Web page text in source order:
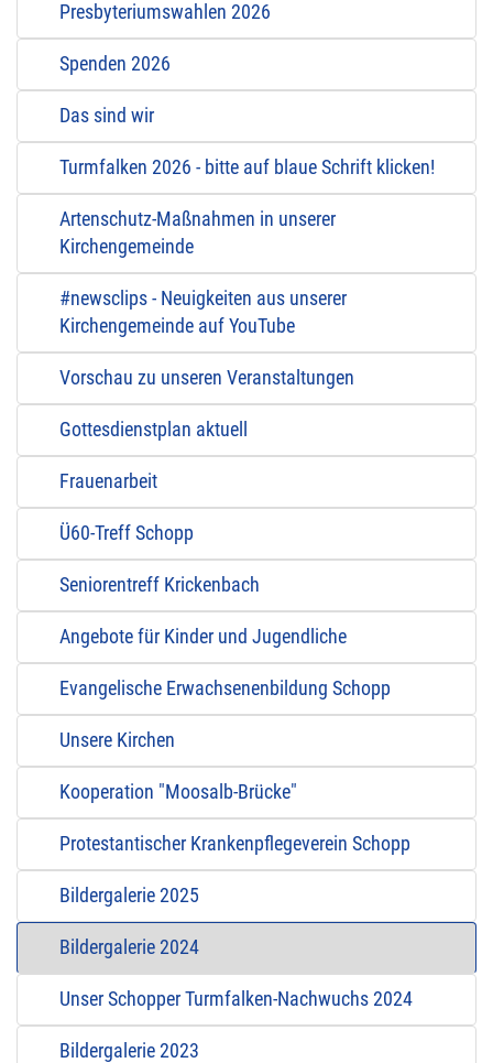
Presbyteriumswahlen 2026
Spenden 2026
Das sind wir
Turmfalken 2026 - bitte auf blaue Schrift klicken!
Artenschutz-Maßnahmen in unserer
Kirchengemeinde
#newsclips - Neuigkeiten aus unserer
Kirchengemeinde auf YouTube
Vorschau zu unseren Veranstaltungen
Gottesdienstplan aktuell
Frauenarbeit
Ü60-Treff Schopp
Seniorentreff Krickenbach
Angebote für Kinder und Jugendliche
Evangelische Erwachsenenbildung Schopp
Unsere Kirchen
Kooperation "Moosalb-Brücke"
Protestantischer Krankenpflegeverein Schopp
Bildergalerie 2025
Bildergalerie 2024
Unser Schopper Turmfalken-Nachwuchs 2024
Bildergalerie 2023